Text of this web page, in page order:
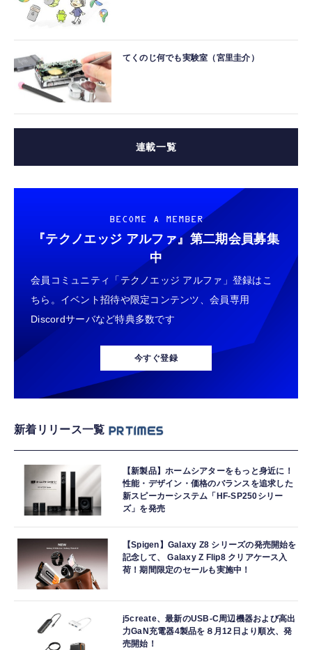
てくのじ何でも実験室（宮里圭介）
連載一覧
BECOME A MEMBER
『テクノエッジ アルファ』 第二期会員募集
中
会員コミュニティ「テクノエッジ アルファ」登録はこ
ちら。イベント招待や限定コンテンツ、会員専用
Discordサーバなど特典多数です
今すぐ登録
新着リリース一覧
【新製品】ホームシアターをもっと身近に！
性能・デザイン・価格のバランスを追求した
新スピーカーシステム「HF-SP250シリー
ズ」を発売
【Spigen】Galaxy Z8 シリーズの発売開始を
記念して、 Galaxy Z Flip8 クリアケース入
荷！期間限定のセールも実施中！
j5create、最新のUSB-C周辺機器および高出
力GaN充電器4製品を８月12日より順次、発
売開始！